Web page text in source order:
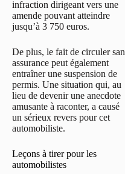
infraction dirigeant vers une
amende pouvant atteindre
jusqu’à 3 750 euros.
De plus, le fait de circuler
assurance peut également
entraîner une suspension de
permis. Une situation qui, au
lieu de devenir une anecdote
amusante à raconter, a causé
un sérieux revers pour cet
automobiliste.
Leçons à tirer pour les
automobilistes